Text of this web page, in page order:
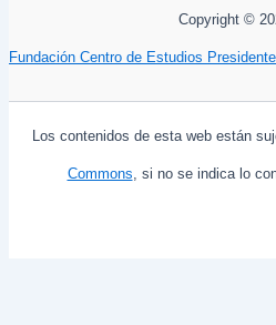
Copyright ©
Fundación Centro de Estudios
Los contenidos de esta web están
Commons, si no se indica lo